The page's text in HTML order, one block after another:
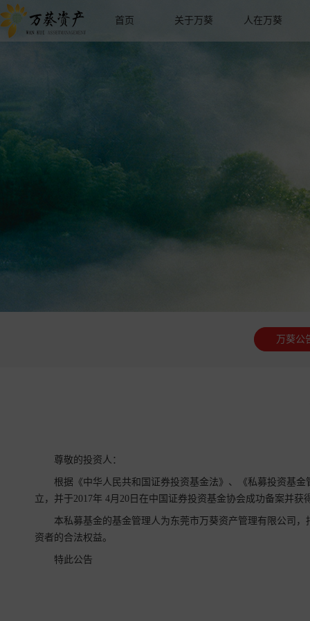
首页 关于万葵 人在万葵
万葵公
尊敬的投资人：
根据《中华人民共和国证券投资基金法》、《私募投资基
立，并于2017年 4月 20 日在中国证券投资基金协会成功备案并获
本私募基金的基金管理人为东莞市万葵资产管理有限公司
资者的合法权益。
特此公告